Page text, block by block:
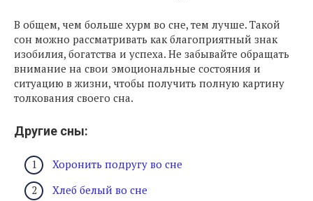
В общем, чем больше хурм во сне, тем лучше. Такой
сон можно рассматривать как благоприятный знак
изобилия, богатства и успеха. Не забывайте обращать
внимание на свои эмоциональные состояния и
ситуацию в жизни, чтобы получить полную картину
толкования своего сна.
Другие сны:
Хоронить подругу во сне
Хлеб белый во сне